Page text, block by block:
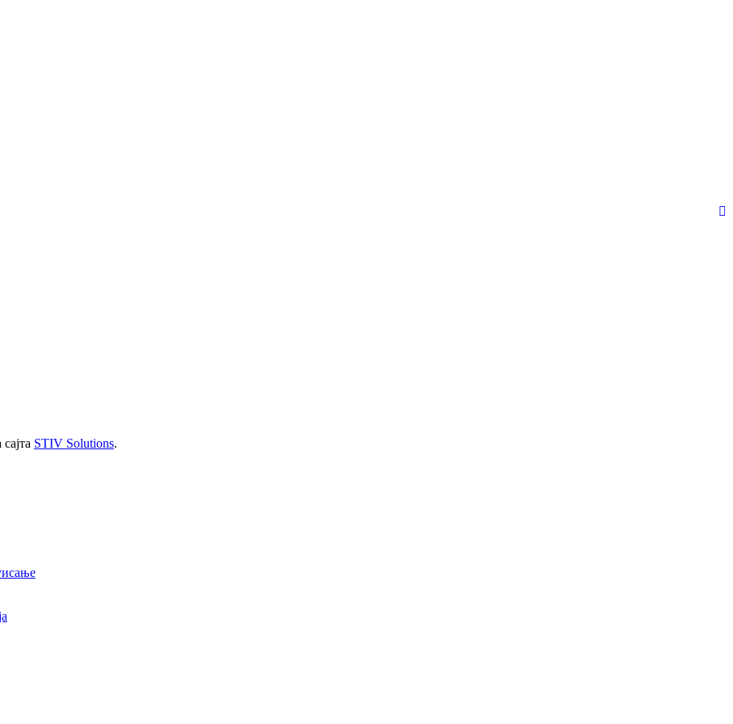
STIV Solutions.